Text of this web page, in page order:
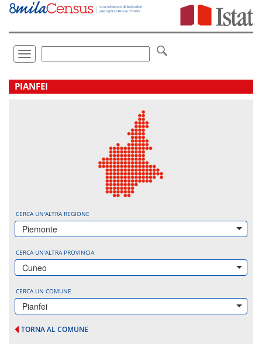
Vai
direttamente
Toggle
navigation
.
PIANFEI
CERCA UN'ALTRA REGIONE
Piemonte
CERCA UN'ALTRA PROVINCIA
Cuneo
CERCA UN COMUNE
Pianfei
TORNA AL COMUNE